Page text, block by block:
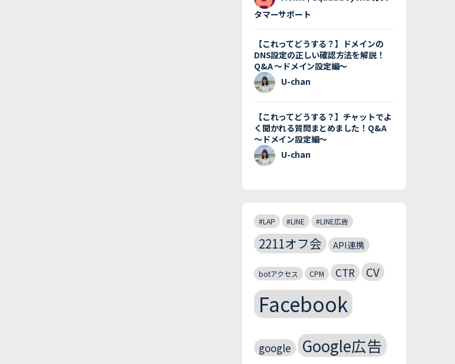
タマーサポート
【これってどうする？】ドメインの
DNS設定の正しい確認方法を解説！
Q&A 〜ドメイン設定編〜
U-chan
【これってどうする？】チャットでよ
く聞かれる質問まとめました！Q&A
〜ドメイン設定編〜
U-chan
#LAP #LINE #LINE広告
2211オフ会 API連携
botアクセス CPM CTR CV
Facebook
google Google広告